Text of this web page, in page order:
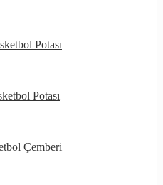
Potası
Potası
Çemberi